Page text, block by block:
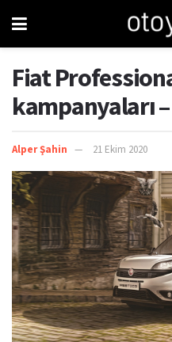
Fiat
kampanyaları
Alper Şahin 21 Ekim 2020